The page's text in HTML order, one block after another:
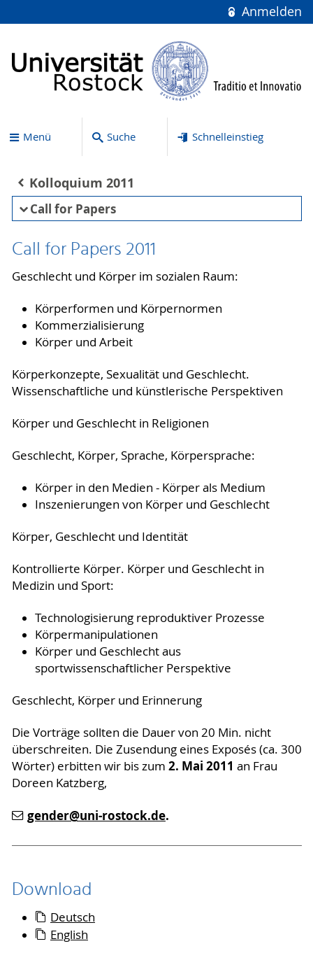
Anmelden
Menü Suche Schnelleinstieg
Kolloquium 2011
Call for Papers
Call for Papers 2011
Geschlecht und Körper im sozialen Raum:
Körperformen und Körpernormen
Kommerzialisierung
Körper und Arbeit
Körperkonzepte, Sexualität und Geschlecht.
Wissenschaftliche und künstlerische Perspektiven
Körper und Geschlecht in Religionen
Geschlecht, Körper, Sprache, Körpersprache:
Körper in den Medien - Körper als Medium
Inszenierungen von Körper und Geschlecht
Körper, Geschlecht und Identität
Kontrollierte Körper. Körper und Geschlecht in
Medizin und Sport:
Technologisierung reproduktiver Prozesse
Körpermanipulationen
Körper und Geschlecht aus
sportwissenschaftlicher Perspektive
Geschlecht, Körper und Erinnerung
Die Vorträge sollten die Dauer von 20 Min. nicht
überschreiten. Die Zusendung eines Exposés (ca. 300
Wörter) erbitten wir bis zum 2. Mai 2011 an Frau
Doreen Katzberg,
gender@uni-rostock.de.
Download
Deutsch
English